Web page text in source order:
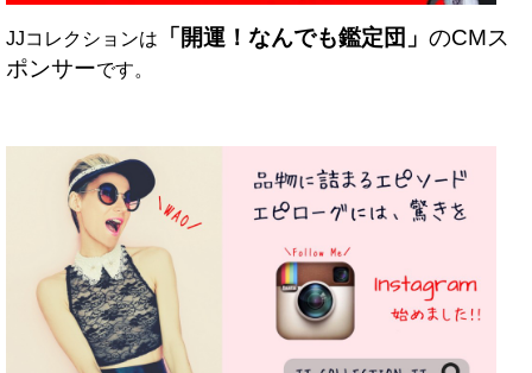
JJコレクションは 「開運！なんでも鑑定団」 のCMス
ポンサーです。